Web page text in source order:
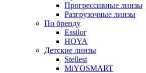
Прогрессивные линзы
Разгрузочные линзы
По бренду
Essilor
HOYA
Детские линзы
Stellest
MiYOSMART